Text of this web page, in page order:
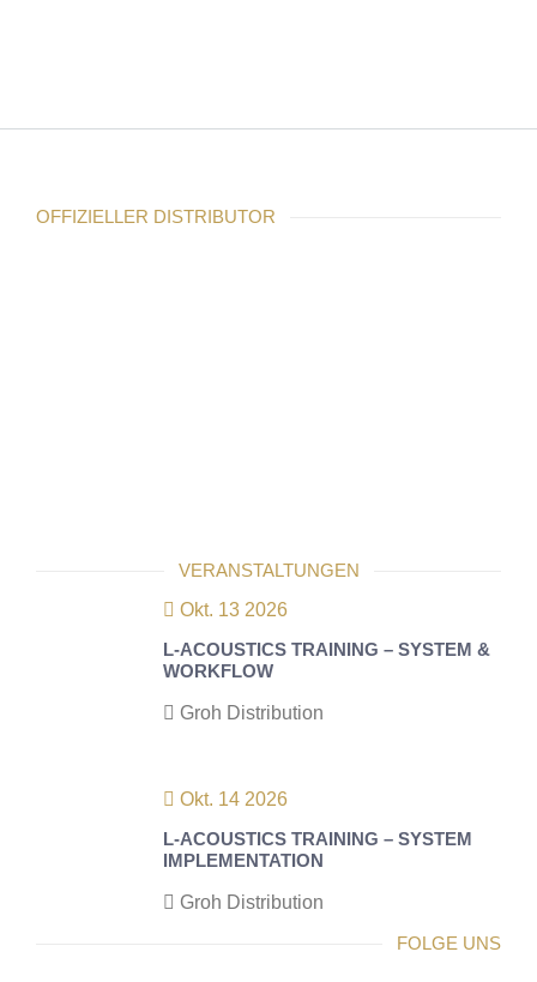
OFFIZIELLER DISTRIBUTOR
VERANSTALTUNGEN
Okt. 13 2026
L-ACOUSTICS TRAINING – SYSTEM &
WORKFLOW
Groh Distribution
Okt. 14 2026
L-ACOUSTICS TRAINING – SYSTEM
IMPLEMENTATION
Groh Distribution
FOLGE UNS